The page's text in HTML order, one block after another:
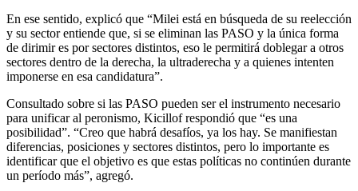
En ese sentido, explicó que “Milei está en búsqueda de su reelección
y su sector entiende que, si se eliminan las PASO y la única forma
de dirimir es por sectores distintos, eso le permitirá doblegar a otros
sectores dentro de la derecha, la ultraderecha y a quienes intenten
imponerse en esa candidatura”.
Consultado sobre si las PASO pueden ser el instrumento necesario
para unificar al peronismo, Kicillof respondió que “es una
posibilidad”. “Creo que habrá desafíos, ya los hay. Se manifiestan
diferencias, posiciones y sectores distintos, pero lo importante es
identificar que el objetivo es que estas políticas no continúen durante
un período más”, agregó.